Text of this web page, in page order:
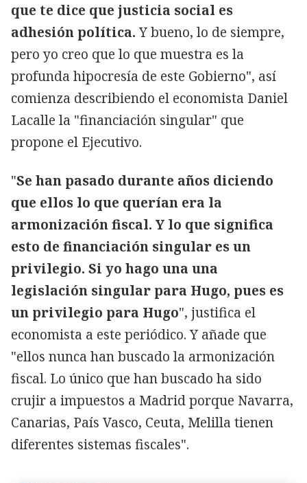
que te dice que justicia social es
adhesión política.Y bueno, lo de siempre,
pero yo creo que lo que muestra es la
profunda hipocresía de este Gobierno", así
comienza describiendo el economista Daniel
Lacalle la "financiación singular" que
propone el Ejecutivo.
"Se han pasado durante años diciendo
que ellos lo que querían era la
armonización fiscal. Y lo que significa
esto de financiación singular es un
privilegio. Si yo hago una una
legislación singular para Hugo, pues es
un privilegio para Hugo", justifica el
economista a este periódico. Y añade que
"ellos nunca han buscado la armonización
fiscal. Lo único que han buscado ha sido
crujir a impuestos a Madrid porque Navarra,
Canarias, País Vasco, Ceuta, Melilla tienen
diferentes sistemas fiscales".